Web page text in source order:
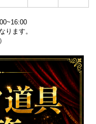
ります。